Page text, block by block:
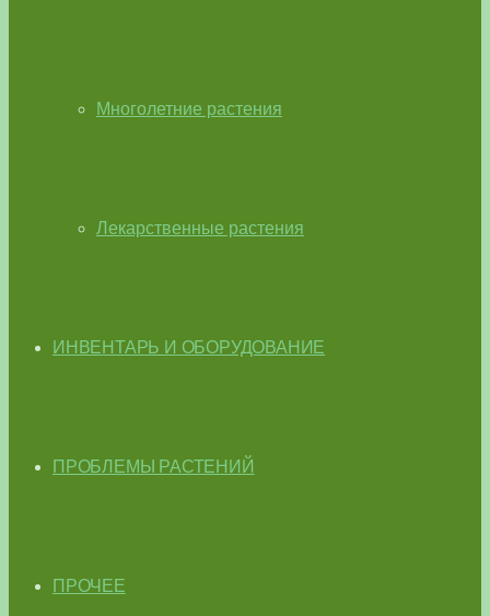
Многолетние растения
Лекарственные растения
ИНВЕНТАРЬ И ОБОРУДОВАНИЕ
ПРОБЛЕМЫ РАСТЕНИЙ
ПРОЧЕЕ